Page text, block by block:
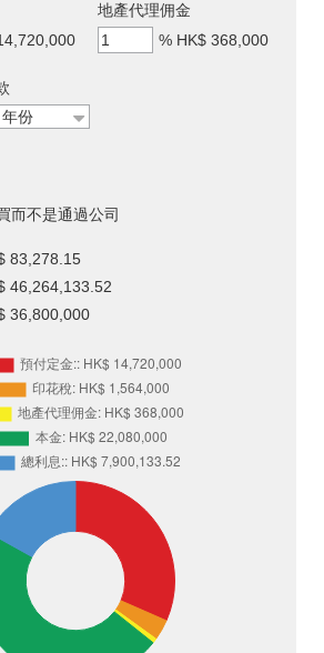
地產代理佣金
% HK$ 368,000
而不是通過公司
83,278.15
46,264,133.52
36,800,000